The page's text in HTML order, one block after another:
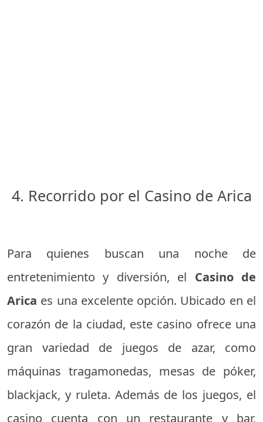
4. Recorrido por el Casino de Arica
Para quienes buscan una noche de
entretenimiento y diversión, el Casino de
Arica es una excelente opción. Ubicado en el
corazón de la ciudad, este casino ofrece una
gran variedad de juegos de azar, como
máquinas tragamonedas, mesas de póker,
blackjack, y ruleta. Además de los juegos, el
casino cuenta con un restaurante y bar,